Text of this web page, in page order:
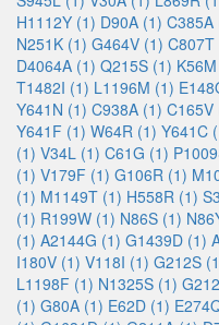
H1112Y (1) D90A (1) C385A
N251K (1) G464V (1) C807T
D4064A (1) Q215S (1)
T1482I (1) L1196M (1)
Y641N (1) C938A (1) C165V
Y641F (1) W64R (1) Y641C
(1) V34L (1) C61G (1)
(1) V179F (1) G106R (1)
(1) M1149T (1) H558R (1)
(1) R199W (1) N86S (1)
(1) A2144G (1) G1439D (1)
I180V (1) V118I (1) G212S
L1198F (1) N1325S (1)
(1) G80A (1) E62D (1)